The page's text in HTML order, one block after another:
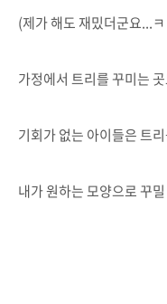
(제가 해도 재밌더군요...
가정에서 트리를 꾸미는
기회가 없는 아이들은 트
내가 원하는 모양으로 꾸